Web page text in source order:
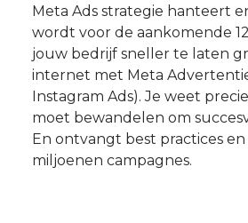
Meta Ads strategie hanteert
wordt voor de aankomende
jouw bedrijf sneller te laten
internet met Meta
Instagram Ads). Je weet
moet bewandelen om
En ontvangt best practices
miljoenen campagnes.